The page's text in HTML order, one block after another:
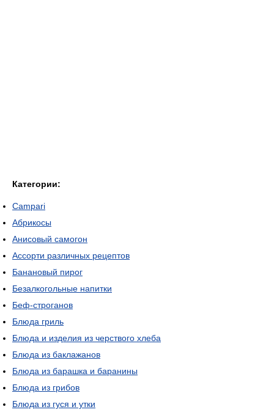
Категории:
Campari
Абрикосы
Анисовый самогон
Ассорти различных рецептов
Банановый пирог
Безалкогольные напитки
Беф-строганов
Блюда гриль
Блюда и изделия из черствого хлеба
Блюда из баклажанов
Блюда из барашка и баранины
Блюда из грибов
Блюда из гуся и утки